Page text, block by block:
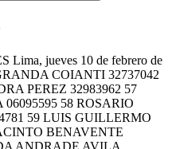
Lima, jueves 10 de febrero de
COIANTI 32737042
PEREZ 32983962 57
58 ROSARIO
59 LUIS GUILLERMO
BENAVENTE